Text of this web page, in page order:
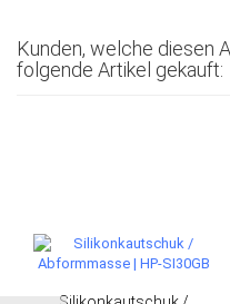
Kunden, welche diesen
folgende Artikel gekauft: